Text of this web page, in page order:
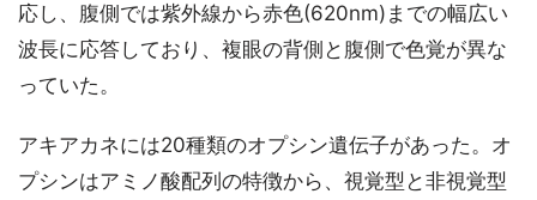
応し、腹側では紫外線から赤色(620nm)までの幅広い
波長に応答しており、複眼の背側と腹側で色覚が異な
っていた。
アキアカネには20種類のオプシン遺伝子があった。オ
プシンはアミノ酸配列の特徴から、視覚型と非視覚型